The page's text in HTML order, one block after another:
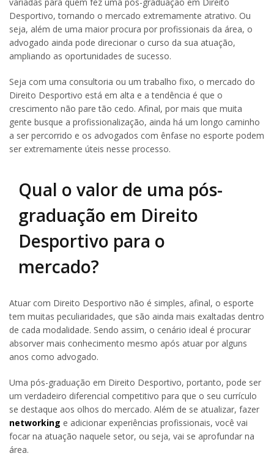
Desportivo, tornando o mercado extremamente atrativo. Ou
seja, além de uma maior procura por profissionais da área, o
advogado ainda pode direcionar o curso da sua atuação,
ampliando as oportunidades de sucesso.
Seja com uma consultoria ou um trabalho fixo, o mercado do
Direito Desportivo está em alta e a tendência é que o
crescimento não pare tão cedo. Afinal, por mais que muita
gente busque a profissionalização, ainda há um longo caminho
a ser percorrido e os advogados com ênfase no esporte podem
ser extremamente úteis nesse processo.
Qual o valor de uma pós-
graduação em Direito
Desportivo para o
mercado?
Atuar com Direito Desportivo não é simples, afinal, o esporte
tem muitas peculiaridades, que são ainda mais exaltadas dentro
de cada modalidade. Sendo assim, o cenário ideal é procurar
absorver mais conhecimento mesmo após atuar por alguns
anos como advogado.
Uma pós-graduação em Direito Desportivo, portanto, pode ser
um verdadeiro diferencial competitivo para que o seu currículo
se destaque aos olhos do mercado. Além de se atualizar, fazer
networking e adicionar experiências profissionais, você vai
focar na atuação naquele setor, ou seja, vai se aprofundar na
área.